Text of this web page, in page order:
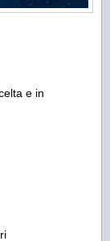
e in